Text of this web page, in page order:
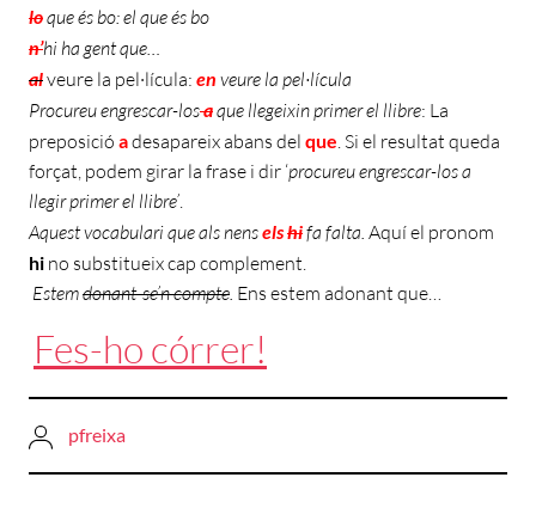
loque és bo: el que és bo
n’hi ha gent que…
alveure la pel·lícula: en veure la pel·lícula
Procureu engrescar-losaque llegeixin primer el llibre: La
preposició adesapareix abans del que. Si el resultat queda
forçat, podem girar la frase i dir ‘procureu engrescar-los a
llegir primer el llibre’.
Aquest vocabulari que als nenselshifa falta. Aquí el pronom
hi no substitueix cap complement.
Estemdonant-se’n compte. Ens estem adonant que…
Fes-ho córrer!
pfreixa